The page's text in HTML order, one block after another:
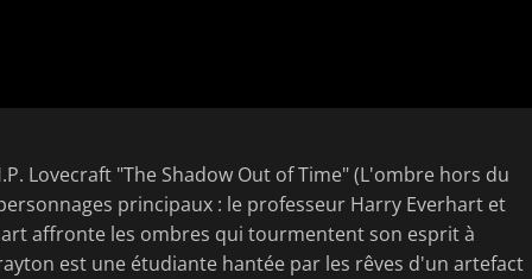
Lovecraft "The Shadow Out of Time" (L'ombre hors du
principaux : le professeur Harry Everhart et
affronte les ombres qui tourmentent son esprit à
est une étudiante hantée par les rêves d'un artefact